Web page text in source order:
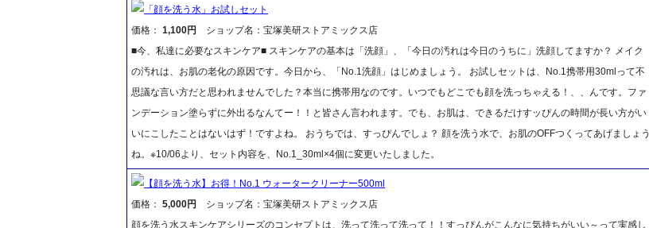
「顔を洗う水」お試しセット
価格： 1,100円
ショップ名：宝塚美研ストアミックス店
■今、私達に必要なスキンケア■ スキンケアの基本は「洗顔」、「今日の汚れは今日のうちに」洗顔してますか？ メイク
の汚れは、お肌の老化の原因です。今日から、「No.1洗顔」はじめましょう。 お試しセットは、No.1携帯用30mlって不
思議な言い方だと思われませんでした？本当に携帯用なのです。いつでもどこでも顔を洗っちゃえる！、、んです。ファ
ンデーション塗らずに外出るなんてー！！と皆さん言われます。でも、お肌は、できるだけすッぴんの時間が長い方がい
いにこしたことはないはず！ですよね。 おうちでは、すっぴんでしょ？ 顔を洗う水で、お肌のOFFつくってあげましょう
ね。※10/06より、セット内容を、No.1_30ml×4個に変更いたしました。
【顔を洗う水】お得！No.1 ウォータークリーナー500ml
価格： 5,000円
ショップ名：宝塚美研ストアミックス店
顔を洗う水スキンケアシリーズのコンセプトは、洗って洗って洗って！！すっぴんがこんなに気持ちがいい～って実感し